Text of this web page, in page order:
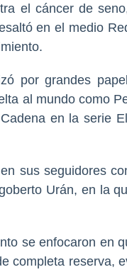
el cáncer de
en el medio
por grandes
al mundo como
en la serie
sus seguidores
Urán, en la
se enfocaron en
completa reserva,